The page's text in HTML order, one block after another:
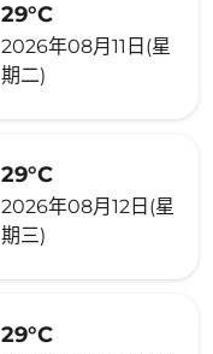
29°C
2026年08月11日(星
期二)
29°C
2026年08月12日(星
期三)
29°C